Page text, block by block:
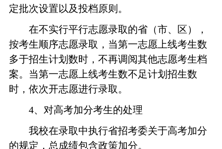
定批次设置以及投档原则。
在不实行平行志愿录取的省（市、区），
按考生顺序志愿录取，当第一志愿上线考生数
多于招生计划数时，不再调阅其他志愿考生档
案。当第一志愿上线考生数不足计划招生数
时，依次开志愿进行录取。
4、对高考加分考生的处理
我校在录取中执行省招考委关于高考加分
的规定，总成绩包含政策加分。